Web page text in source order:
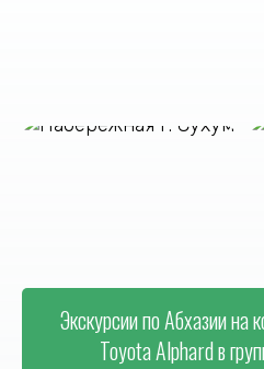
Экскурсии по Абхазии на
Toyota Alphard в